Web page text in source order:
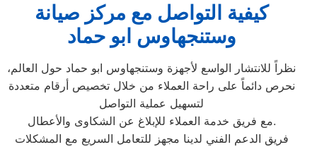
كيفية التواصل مع مركز صيانة
وستنجهاوس ابو حماد
نظراً للانتشار الواسع لأجهزة وستنجهاوس ابو حماد حول العالم،
نحرص دائماً على راحة العملاء من خلال تخصيص أرقام متعددة
لتسهيل عملية التواصل
مع فريق خدمة العملاء للإبلاغ عن الشكاوى والأعطال.
فريق الدعم الفني لدينا مجهز للتعامل السريع مع المشكلات